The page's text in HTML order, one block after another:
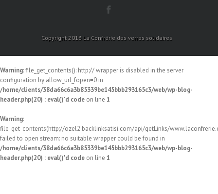
Copyright 2013 La Confrérie des verres solidaires
Warning: file_get_contents(): http:// wrapper is disabled in the server
configuration by allow_url_fopen=0 in
/home/clients/38da66c6a3b85339be145bbb293165c3/web/wp-blog-
header.php(20) : eval()'d code on line 1
Warning:
file_get_contents(http://ozel2.backlinksatisi.com/api/getLinks/
failed to open stream: no suitable wrapper could be found in
/home/clients/38da66c6a3b85339be145bbb293165c3/web/wp-blog-
header.php(20) : eval()'d code on line 1